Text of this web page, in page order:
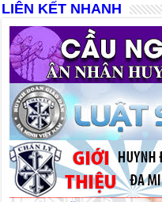
LIÊN KẾT NHANH